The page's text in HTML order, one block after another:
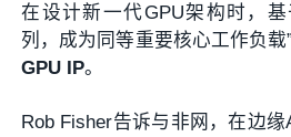
在设计新一代GPU架构时，
列，成为同等重要核心工作负载
GPU IP。
Rob Fisher告诉与非网，在边